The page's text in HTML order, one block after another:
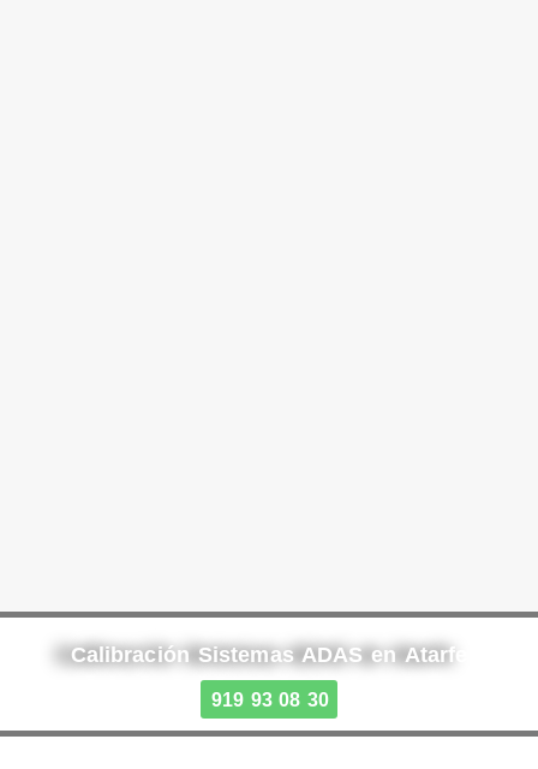
Calibración Sistemas ADAS en Atarfe
919 93 08 30